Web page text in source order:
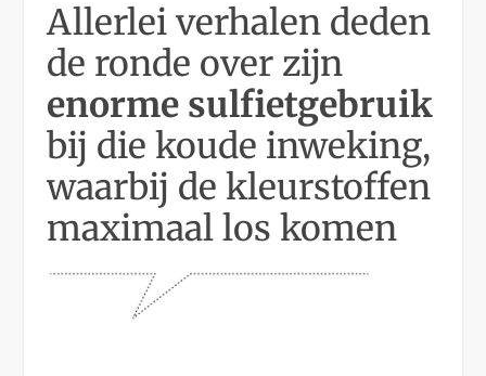
Allerlei verhalen deden
de ronde over zijn
enorme sulfietgebruik
bij die koude inweking,
waarbij de kleurstoffen
maximaal los komen